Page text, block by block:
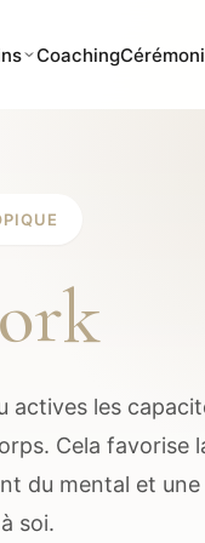
Coaching
actives les
Cela favorise
du mental et une
soi.